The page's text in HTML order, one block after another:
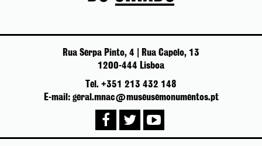
Rua Serpa Pinto, 4 | Rua Capelo, 13
1200-444 Lisboa
Tel. +351 213 432 148
E-mail: geral.mnac@museusemonumentos.pt